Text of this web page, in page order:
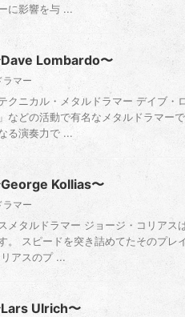
に影響を与 ...
Dave Lombardo〜
ラマー
クニカル・メタルドラマー デイブ・
などの活動で有名なメタルドラマー
る演奏力で ...
Kollias〜
ラマー
メタルドラマー ジョージ・コリアス
。 スピードを突き詰めてたそのプレ
アスのプ ...
Lars Ulrich〜